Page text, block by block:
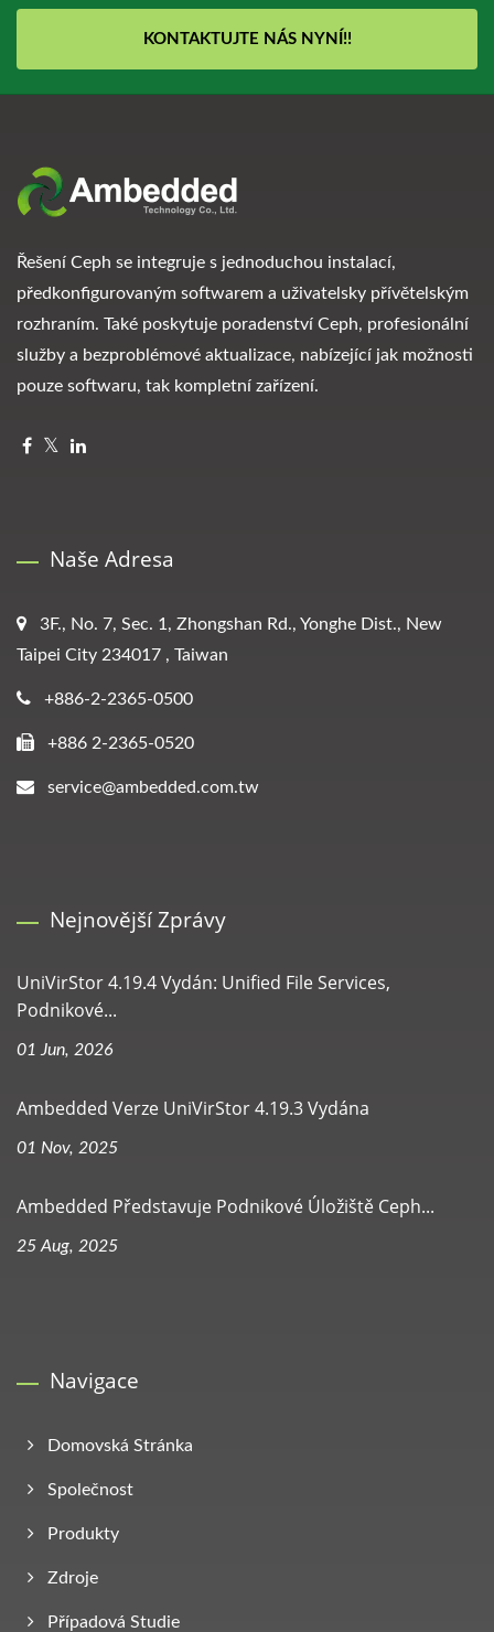
KONTAKTUJTE NÁS NYNÍ!!
Řešení Ceph se integruje s jednoduchou instalací,
předkonfigurovaným softwarem a uživatelsky přívětelským
rozhraním. Také poskytuje poradenství Ceph, profesionální
služby a bezproblémové aktualizace, nabízející jak možnosti
pouze softwaru, tak kompletní zařízení.
Naše Adresa
3F., No. 7, Sec. 1, Zhongshan Rd., Yonghe Dist., New
Taipei City 234017 , Taiwan
+886-2-2365-0500
+886 2-2365-0520
service@ambedded.com.tw
Nejnovější Zprávy
UniVirStor 4.19.4 Vydán: Unified File Services,
Podnikové...
01 Jun, 2026
Ambedded Verze UniVirStor 4.19.3 Vydána
01 Nov, 2025
Ambedded Představuje Podnikové Úložiště Ceph...
25 Aug, 2025
Navigace
Domovská Stránka
Společnost
Produkty
Zdroje
Případová Studie